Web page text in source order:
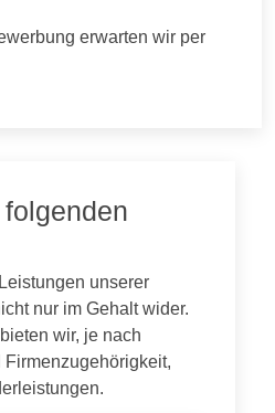
erwarten wir per
unserer
nur im Gehalt wider.
wir, je nach
Firmenzugehörigkeit,